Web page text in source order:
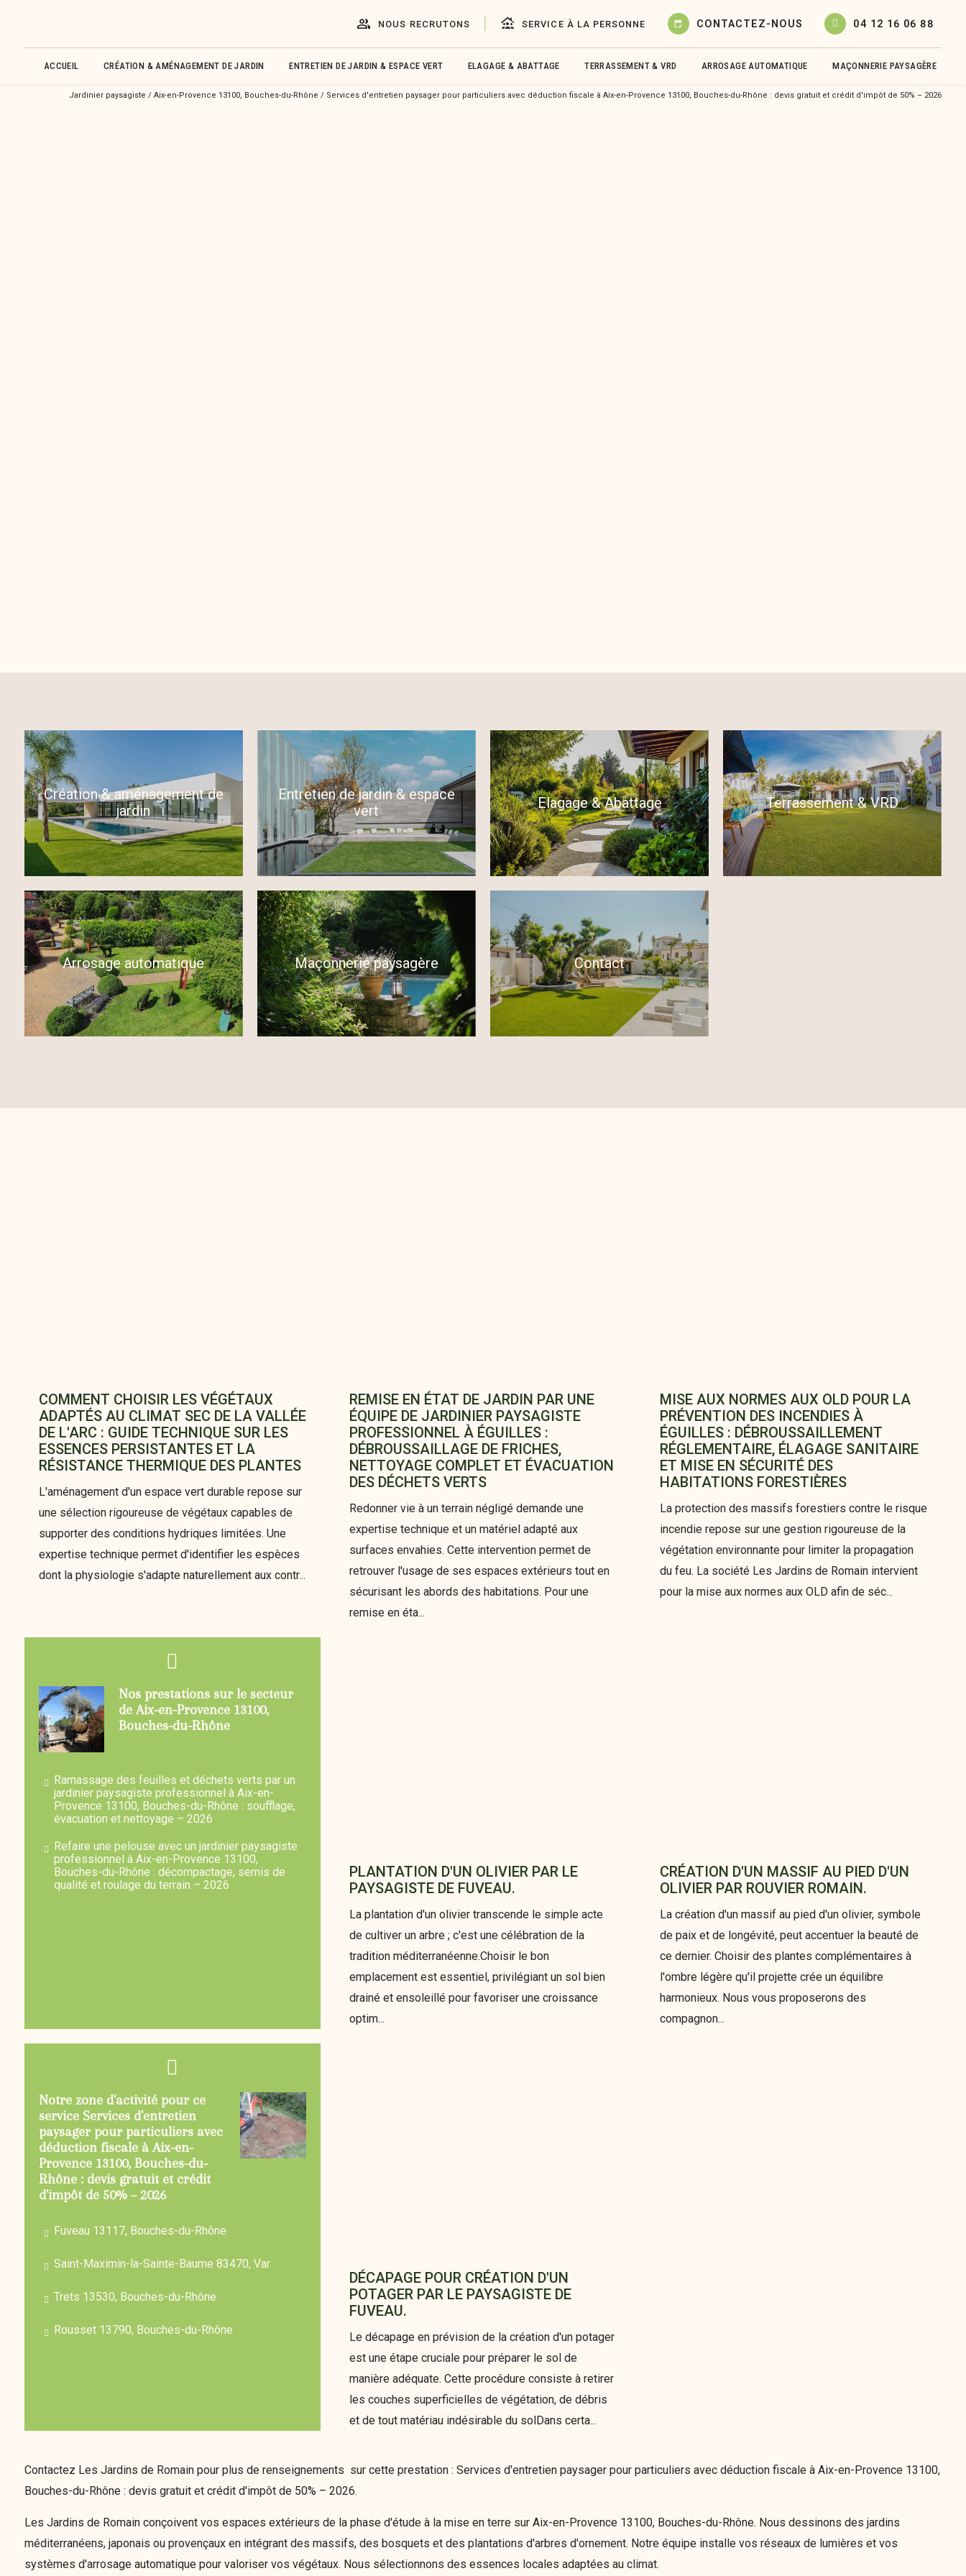
group NOUS RECRUTONS family_group SERVICE À LA PERSONNE edit_calendar CONTACTEZ-NOUS 04 12 16 06 88
ACCUEIL CRÉATION & AMÉNAGEMENT DE JARDIN ENTRETIEN DE JARDIN & ESPACE VERT ELAGAGE & ABATTAGE TERRASSEMENT & VRD ARROSAGE AUTOMATIQUE MAÇONNERIE PAYSAGÈRE
Jardinier paysagiste / Aix-en-Provence 13100, Bouches-du-Rhône / Services d'entretien paysager pour particuliers avec déduction fiscale à Aix-en-Provence 13100, Bouches-du-Rhône : devis gratuit et crédit d'impôt de 50% – 2026
Création & aménagement de
jardin
Entretien de jardin & espace
vert
Elagage & Abattage Terrassement & VRD
Arrosage automatique Maçonnerie paysagère Contact
COMMENT CHOISIR LES VÉGÉTAUX
ADAPTÉS AU CLIMAT SEC DE LA VALLÉE
DE L'ARC : GUIDE TECHNIQUE SUR LES
ESSENCES PERSISTANTES ET LA
RÉSISTANCE THERMIQUE DES PLANTES
L'aménagement d'un espace vert durable repose sur
une sélection rigoureuse de végétaux capables de
supporter des conditions hydriques limitées. Une
expertise technique permet d'identifier les espèces
dont la physiologie s'adapte naturellement aux contr...
REMISE EN ÉTAT DE JARDIN PAR UNE
ÉQUIPE DE JARDINIER PAYSAGISTE
PROFESSIONNEL À ÉGUILLES :
DÉBROUSSAILLAGE DE FRICHES,
NETTOYAGE COMPLET ET ÉVACUATION
DES DÉCHETS VERTS
Redonner vie à un terrain négligé demande une
expertise technique et un matériel adapté aux
surfaces envahies. Cette intervention permet de
retrouver l'usage de ses espaces extérieurs tout en
sécurisant les abords des habitations. Pour une
remise en éta...
MISE AUX NORMES AUX OLD POUR LA
PRÉVENTION DES INCENDIES À
ÉGUILLES : DÉBROUSSAILLEMENT
RÉGLEMENTAIRE, ÉLAGAGE SANITAIRE
ET MISE EN SÉCURITÉ DES
HABITATIONS FORESTIÈRES
La protection des massifs forestiers contre le risque
incendie repose sur une gestion rigoureuse de la
végétation environnante pour limiter la propagation
du feu. La société Les Jardins de Romain intervient
pour la mise aux normes aux OLD afin de séc...
Nos prestations sur le secteur
de Aix-en-Provence 13100,
Bouches-du-Rhône
Ramassage des feuilles et déchets verts par un
jardinier paysagiste professionnel à Aix-en-
Provence 13100, Bouches-du-Rhône : soufflage,
évacuation et nettoyage – 2026
Refaire une pelouse avec un jardinier paysagiste
professionnel à Aix-en-Provence 13100,
Bouches-du-Rhône : décompactage, semis de
qualité et roulage du terrain – 2026
PLANTATION D'UN OLIVIER PAR LE
PAYSAGISTE DE FUVEAU.
La plantation d'un olivier transcende le simple acte
de cultiver un arbre ; c'est une célébration de la
tradition méditerranéenne.Choisir le bon
emplacement est essentiel, privilégiant un sol bien
drainé et ensoleillé pour favoriser une croissance
optim...
CRÉATION D'UN MASSIF AU PIED D'UN
OLIVIER PAR ROUVIER ROMAIN.
La création d'un massif au pied d'un olivier, symbole
de paix et de longévité, peut accentuer la beauté de
ce dernier. Choisir des plantes complémentaires à
l'ombre légère qu'il projette crée un équilibre
harmonieux. Nous vous proposerons des
compagnon...
Notre zone d'activité pour ce
service Services d'entretien
paysager pour particuliers avec
déduction fiscale à Aix-en-
Provence 13100, Bouches-du-
Rhône : devis gratuit et crédit
d'impôt de 50% – 2026
Fuveau 13117, Bouches-du-Rhône
Saint-Maximin-la-Sainte-Baume 83470, Var
Trets 13530, Bouches-du-Rhône
Rousset 13790, Bouches-du-Rhône
DÉCAPAGE POUR CRÉATION D'UN
POTAGER PAR LE PAYSAGISTE DE
FUVEAU.
Le décapage en prévision de la création d'un potager
est une étape cruciale pour préparer le sol de
manière adéquate. Cette procédure consiste à retirer
les couches superficielles de végétation, de débris
et de tout matériau indésirable du solDans certa...
Contactez Les Jardins de Romain pour plus de renseignements sur cette prestation : Services d'entretien paysager pour particuliers avec déduction fiscale à Aix-en-Provence 13100,
Bouches-du-Rhône : devis gratuit et crédit d'impôt de 50% – 2026.
Les Jardins de Romain conçoivent vos espaces extérieurs de la phase d'étude à la mise en terre sur Aix-en-Provence 13100, Bouches-du-Rhône. Nous dessinons des jardins
méditerranéens, japonais ou provençaux en intégrant des massifs, des bosquets et des plantations d'arbres d'ornement. Notre équipe installe vos réseaux de lumières et vos
systèmes d'arrosage automatique pour valoriser vos végétaux. Nous sélectionnons des essences locales adaptées au climat.